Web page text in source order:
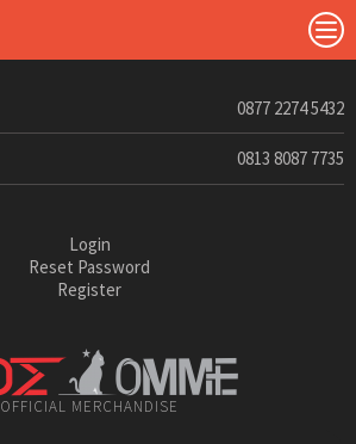
0877 2274 5432
0813 8087 7735
Login
Reset Password
Register
OFFICIAL MERCHANDISE